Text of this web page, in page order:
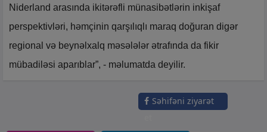
Niderland arasında ikitərəfli münasibətlərin inkişaf
perspektivləri, həmçinin qarşılıqlı maraq doğuran digər
regional və beynəlxalq məsələlər ətrafında da fikir
mübadiləsi aparıblar”, - məlumatda deyilir.
Səhifəni ziyarət